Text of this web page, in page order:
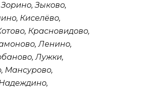
Зыково,
Киселёво,
Красновидово,
Ленино,
Лужки,
Мансурово,